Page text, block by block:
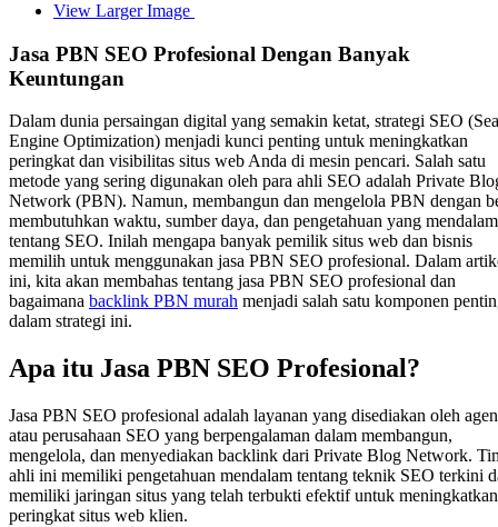
View Larger Image
Jasa PBN SEO Profesional Dengan Banyak
Keuntungan
Dalam dunia persaingan digital yang semakin ketat, strategi SEO
Engine Optimization) menjadi kunci penting untuk meningkatkan
peringkat dan visibilitas situs web Anda di mesin pencari. Salah satu
metode yang sering digunakan oleh para ahli SEO adalah Private
Network (PBN). Namun, membangun dan mengelola PBN dengan
membutuhkan waktu, sumber daya, dan pengetahuan yang mendalam
tentang SEO. Inilah mengapa banyak pemilik situs web dan bisnis
memilih untuk menggunakan jasa PBN SEO profesional. Dalam
ini, kita akan membahas tentang jasa PBN SEO profesional dan
bagaimana backlink PBN murah menjadi salah satu komponen
dalam strategi ini.
Apa itu Jasa PBN SEO Profesional?
Jasa PBN SEO profesional adalah layanan yang disediakan oleh agen
atau perusahaan SEO yang berpengalaman dalam membangun,
mengelola, dan menyediakan backlink dari Private Blog Network.
ahli ini memiliki pengetahuan mendalam tentang teknik SEO terkini
memiliki jaringan situs yang telah terbukti efektif untuk meningkatkan
peringkat situs web klien.